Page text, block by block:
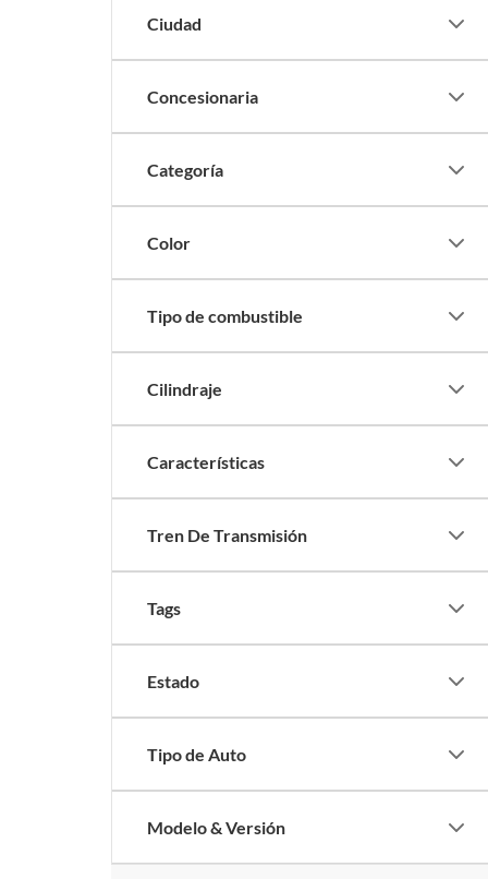
Ciudad
Concesionaria
Categoría
Color
Tipo de combustible
Cilindraje
Características
Tren De Transmisión
Tags
Estado
Tipo de Auto
Modelo & Versión